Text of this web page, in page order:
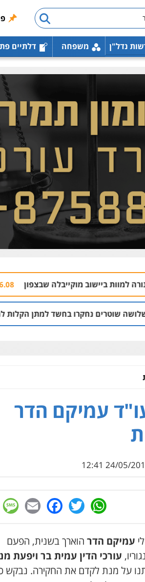
נדל"ן משפחה דלתיים
מוקייבלה שבצפון 06.08 | 09:34
נחקרו בחשד למתן הקלות למועדון
עמיקם הדר
WhatsApp
Twitter
עמיקם הדר הוארך בשנית, הפעם
, עורכי הדין עמית בר ויפעת
על מנת לקדם את החקירה. נבקש